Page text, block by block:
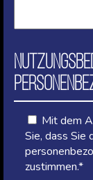
Mit dem
Sie, dass Sie
zustimmen.*